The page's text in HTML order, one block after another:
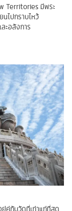
Territories มีพระ
ไปกราบไหว้
ะอลังการ